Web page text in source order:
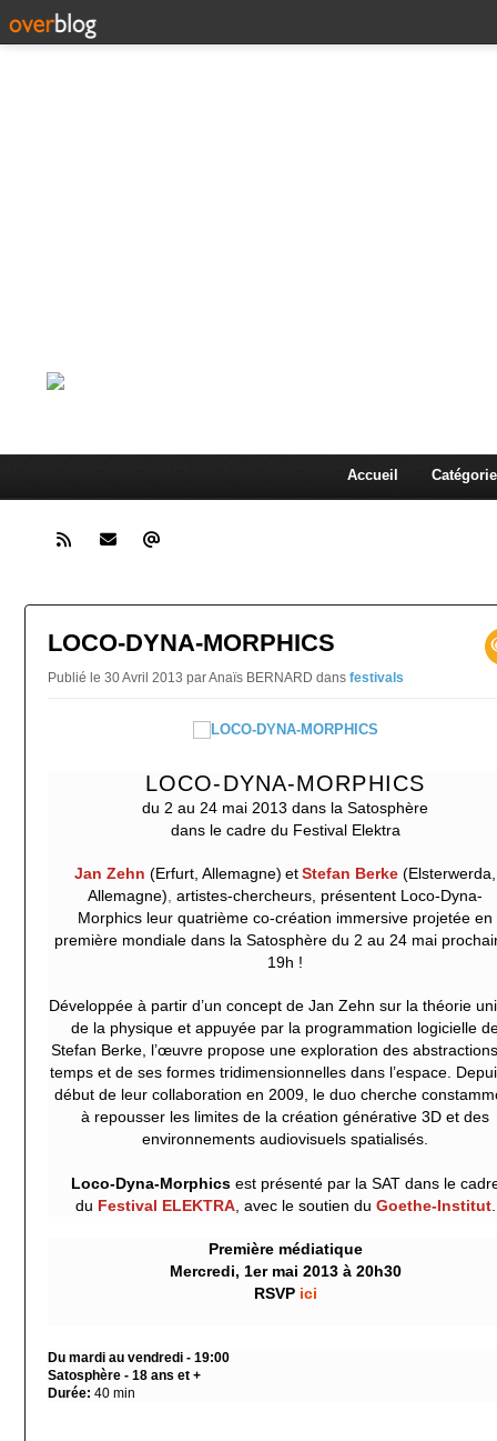
Accueil
LOCO-DYNA-MORPHICS
Publié le 30 Avril 2013 par Anaïs BERNARD dans festivals
LOCO-DYNA-MORPHICS
du 2 au 24 mai 2013 dans la Satosphère
dans le cadre du Festival Elektra
Jan Zehn (Erfurt, Allemagne) etStefan Berke (Elsterwerda,
Allemagne) artistes-chercheurs, présentent Loco-Dyna-
Morphics leur quatrième co-création immersive projetée en
première mondiale dans la Satosphère du 2 au 24 mai
19h !
Développée à partir d’un concept de Jan Zehn sur la théorie
de la physique et appuyée par la programmation logicielle
Stefan Berke, l’œuvre propose une exploration des
temps et de ses formes tridimensionnelles dans l’espace.
début de leur collaboration en 2009, le duo cherche
à repousser les limites de la création générative 3D et des
environnements audiovisuels spatialisés.
Loco-Dyna-Morphicsest présenté par la SAT dans le
du Festival ELEKTRA, avec le soutien du Goethe-Institut.
Première médiatique
Mercredi, 1er mai 2013 à 20h30
RSVP ici
Du mardi au vendredi - 19:00
Satosphère - 18 ans et +
Durée: 40 min